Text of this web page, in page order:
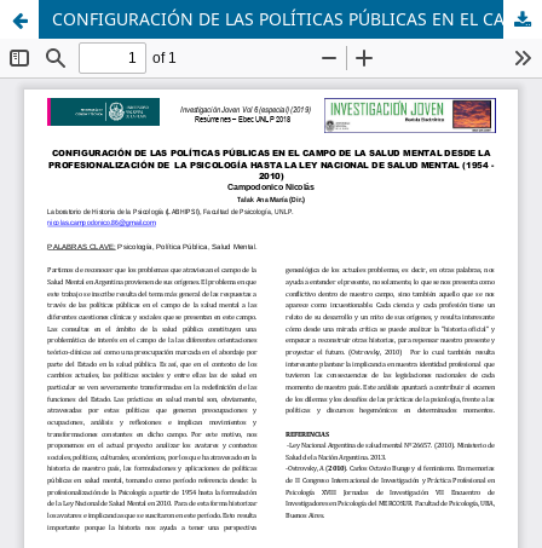
CONFIGURACIÓN DE LAS POLÍTICAS PÚBLICAS EN EL CAMPO DE LA SALUD MENTAL DESDE LA PROFESIONALIZACIÓN DE LA PSICOLOGÍA HASTA LA LEY NACIONAL DE SALUD MENTAL (1954 - 2010)